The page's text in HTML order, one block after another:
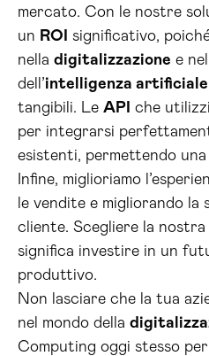
mercato. Con le nostre
un ROI
significativo,
nella digitalizzazione e
dell’intelligenza artificiale
tangibili. Le API che
per integrarsi
esistenti, permettendo
Infine, miglioriamo
le vendite e migliorando la
cliente. Scegliere la nostra
significa investire in un
produttivo.
Non lasciare che la tua
nel mondo della
Computing oggi stesso